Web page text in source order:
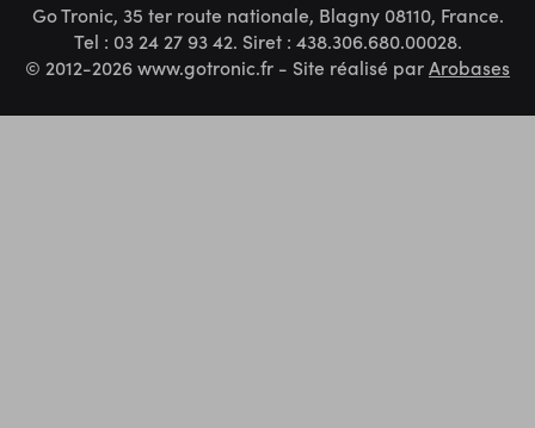
Go Tronic, 35 ter route nationale, Blagny 08110, France.
Tel : 03 24 27 93 42. Siret : 438.306.680.00028.
© 2012-2026 www.gotronic.fr - Site réalisé parArobases